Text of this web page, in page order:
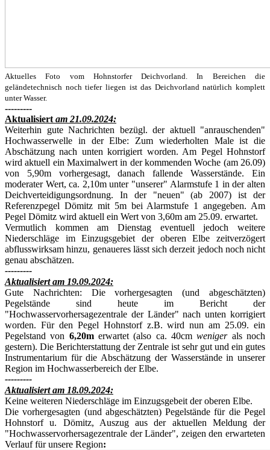
Aktuelles Foto vom Hohnstorfer Deichvorland. In Bereichen die
geländetechnisch noch tiefer liegen ist das Deichvorland natürlich komplett
unter Wasser.
---------
Aktualisiert am 21.09.2024:
Weiterhin gute Nachrichten bezügl. der aktuell "anrauschenden"
Hochwasserwelle in der Elbe: Zum wiederholten Male ist die
Abschätzung nach unten korrigiert worden. Am Pegel Hohnstorf
wird aktuell ein Maximalwert in der kommenden Woche (am 26.09)
von 5,90m vorhergesagt, danach fallende Wasserstände. Ein
moderater Wert, ca. 2,10m unter "unserer" Alarmstufe 1 in der alten
Deichverteidigungsordnung. In der "neuen" (ab 2007) ist der
Referenzpegel Dömitz mit 5m bei Alarmstufe 1 angegeben. Am
Pegel Dömitz wird aktuell ein Wert von 3,60m am 25.09. erwartet.
Vermutlich kommen am Dienstag eventuell jedoch weitere
Niederschläge im Einzugsgebiet der oberen Elbe zeitverzögert
abflusswirksam hinzu, genaueres lässt sich derzeit jedoch noch nicht
genau abschätzen.
---------
Aktualisiert am 19.09.2024:
Gute Nachrichten: Die vorhergesagten (und abgeschätzten)
Pegelstände sind heute im Bericht der
"Hochwasservorhersagezentrale der Länder" nach unten korrigiert
worden. Für den Pegel Hohnstorf z.B. wird nun am 25.09. ein
Pegelstand von 6,20merwartet (also ca. 40cmwenigerals noch
gestern). Die Berichterstattung der Zentrale ist sehr gut und ein gutes
Instrumentarium für die Abschätzung der Wasserstände in unserer
Region im Hochwasserbereich der Elbe.
---------
Aktualisiert am 18.09.2024:
Keine weiteren Niederschläge im Einzugsgebeit der oberen Elbe.
Die vorhergesagten (und abgeschätzten) Pegelstände für die Pegel
Hohnstorf u. Dömitz, Auszug aus der aktuellen Meldung der
"Hochwasservorhersagezentrale der Länder", zeigen den erwarteten
Verlauf für unsere Region: